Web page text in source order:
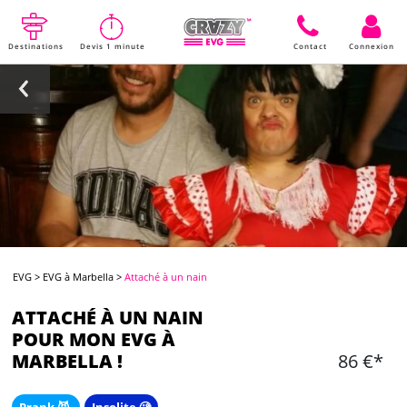
Destinations Devis 1 minute Contact Connexion
EVG > EVG à Marbella >Attaché à un nain
ATTACHÉ À UN NAIN
POUR MON EVG À
MARBELLA !
86 €*